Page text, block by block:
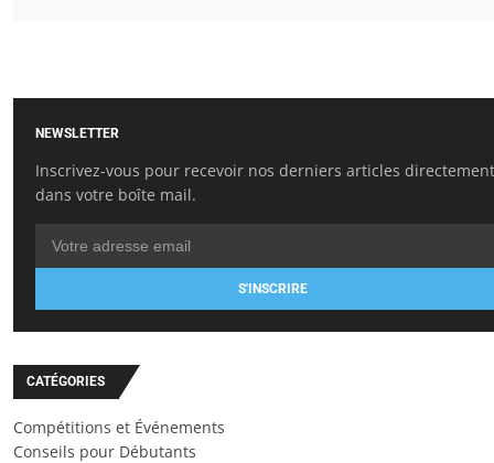
NEWSLETTER
Inscrivez-vous pour recevoir nos derniers articles directement
dans votre boîte mail.
S'INSCRIRE
CATÉGORIES
Compétitions et Événements
Conseils pour Débutants